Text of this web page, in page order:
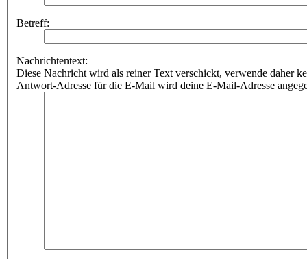
Betreff:
Nachrichtentext:
Diese Nachricht wird als reiner Text verschickt, verwende daher
Antwort-Adresse für die E-Mail wird deine E-Mail-Adresse